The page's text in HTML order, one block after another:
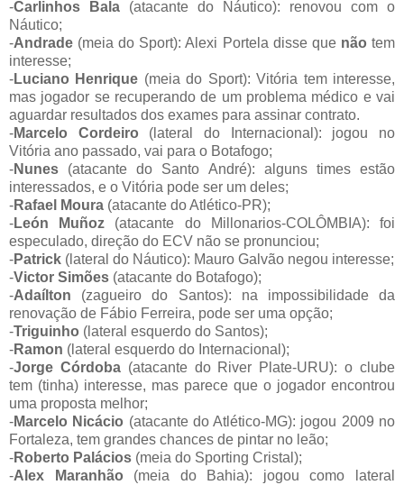
-Carlinhos Bala (atacante do Náutico): renovou com o
Náutico;
-Andrade (meia do Sport): Alexi Portela disse que não tem
interesse;
-Luciano Henrique (meia do Sport): Vitória tem interesse,
mas jogador se recuperando de um problema médico e vai
aguardar resultados dos exames para assinar contrato.
-Marcelo Cordeiro (lateral do Internacional): jogou no
Vitória ano passado, vai para o Botafogo;
-Nunes (atacante do Santo André): alguns times estão
interessados, e o Vitória pode ser um deles;
-Rafael Moura (atacante do Atlético-PR);
-León Muñoz (atacante do Millonarios-COLÔMBIA): foi
especulado, direção do ECV não se pronunciou;
-Patrick (lateral do Náutico): Mauro Galvão negou interesse;
-Victor Simões (atacante do Botafogo);
-Adaílton (zagueiro do Santos): na impossibilidade da
renovação de Fábio Ferreira, pode ser uma opção;
-Triguinho (lateral esquerdo do Santos);
-Ramon (lateral esquerdo do Internacional);
-Jorge Córdoba (atacante do River Plate-URU): o clube
tem (tinha) interesse, mas parece que o jogador encontrou
uma proposta melhor;
-Marcelo Nicácio (atacante do Atlético-MG): jogou 2009 no
Fortaleza, tem grandes chances de pintar no leão;
-Roberto Palácios (meia do Sporting Cristal);
-Alex Maranhão (meia do Bahia): jogou como lateral